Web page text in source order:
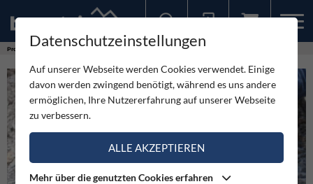
ProdukteDatenschutzeinstellungen
Auf unserer Webseite werden Cookies verwendet. Einige
davon werden zwingend benötigt, während es uns andere
ermöglichen, Ihre Nutzererfahrung auf unserer Webseite
zu verbessern.
ALLE AKZEPTIEREN
Mehr über die genutzten Cookies erfahren